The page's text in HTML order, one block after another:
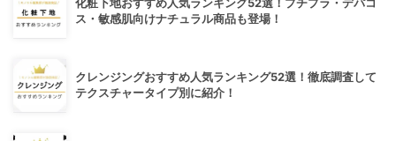
化粧下地おすすめ人気ランキング52選！プチプラ・デパコ
ス・敏感肌向けナチュラル商品も登場！
クレンジングおすすめ人気ランキング52選！徹底調査して
テクスチャータイプ別に紹介！